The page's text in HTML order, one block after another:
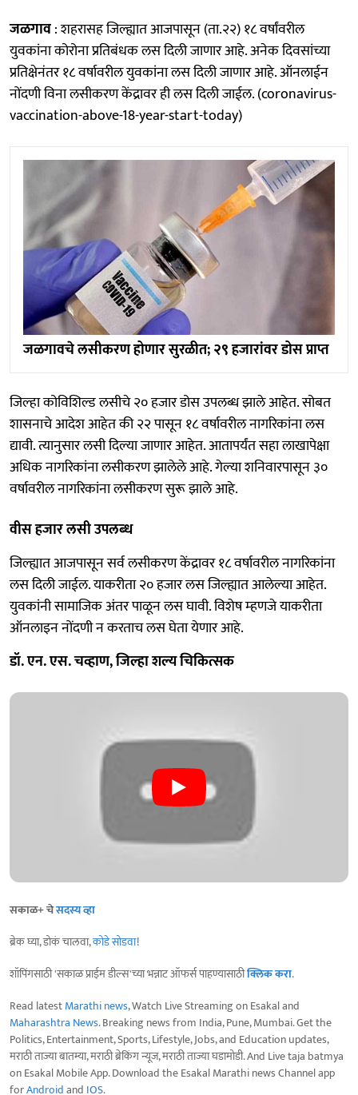
जळगाव: शहरासह जिल्ह्यात आजपासून (ता.२२) १८ वर्षांवरील
युवकांना कोरोना प्रतिबंधक लस दिली जाणार आहे. अनेक दिवसांच्या
प्रतिक्षेनंतर १८ वर्षावरील युवकांना लस दिली जाणार आहे. ऑनलाईन
नोंदणी विना लसीकरण केंद्रावर ही लस दिली जाईल. (coronavirus-
vaccination-above-18-year-start-today)
जळगावचे लसीकरण होणार सुरळीत; २९ हजारांवर डोस प्राप्त
जिल्हा कोविशिल्ड लसीचे २० हजार डोस उपलब्ध झाले आहेत. सोबत
शासनाचे आदेश आहेत की २२ पासून १८ वर्षावरील नागरिकांना लस
द्यावी. त्यानुसार लसी दिल्या जाणार आहेत. आतापर्यंत सहा लाखापेक्षा
अधिक नागरिकांना लसीकरण झालेले आहे. गेल्या शनिवारपासून ३०
वर्षावरील नागरिकांना लसीकरण सुरू झाले आहे.
वीस हजार लसी उपलब्‍ध
जिल्ह्यात आजपासून सर्व लसीकरण केंद्रावर १८ वर्षावरील नागरिकांना
लस दिली जाईल. याकरीता २० हजार लस जिल्ह्यात आलेल्या आहेत.
युवकांनी सामाजिक अंतर पाळून लस घावी. विशेष म्‍हणजे याकरीता
ऑनलाइन नोंदणी न करताच लस घेता येणार आहे.
डॉ. एन. एस. चव्हाण, जिल्हा शल्य चिकित्सक
सकाळ+ चेसदस्य व्हा
ब्रेक घ्या, डोकं चालवा,कोडे सोडवा!
शॉपिंगसाठी 'सकाळ प्राईम डील्स'च्या भन्नाट ऑफर्स पाहण्यासाठीक्लिक करा.
Read latestMarathi news, Watch Live Streaming on Esakal and
Maharashtra News. Breaking news from India, Pune, Mumbai. Get the
Politics, Entertainment, Sports, Lifestyle, Jobs, and Education updates,
मराठी ताज्या बातम्या, मराठी ब्रेकिंग न्यूज, मराठी ताज्या घडामोडी. And Live taja batmya
on Esakal Mobile App. Download the Esakal Marathi news Channel app
forAndroidand IOS.